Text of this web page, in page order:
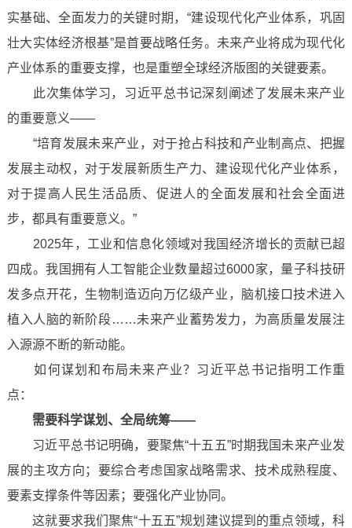
实基础、全面发力的关键时期，“建设现代化产业体系，巩固
壮大实体经济根基”是首要战略任务。未来产业将成为现代化
产业体系的重要支撑，也是重塑全球经济版图的关键要素。
此次集体学习，习近平总书记深刻阐述了发展未来产业
的重要意义——
“培育发展未来产业，对于抢占科技和产业制高点、把握
发展主动权，对于发展新质生产力、建设现代化产业体系，
对于提高人民生活品质、促进人的全面发展和社会全面进
步，都具有重要意义。”
2025年，工业和信息化领域对我国经济增长的贡献已超
四成。我国拥有人工智能企业数量超过6000家，量子科技研
发多点开花，生物制造迈向万亿级产业，脑机接口技术进入
植入人脑的新阶段……未来产业蓄势发力，为高质量发展注
入源源不断的新动能。
如何谋划和布局未来产业？习近平总书记指明工作重
点：
需要科学谋划、全局统筹——
习近平总书记明确，要聚焦“十五五”时期我国未来产业发
展的主攻方向；要综合考虑国家战略需求、技术成熟程度、
要素支撑条件等因素；要强化产业协同。
这就要求我们聚焦“十五五”规划建议提到的重点领域，科